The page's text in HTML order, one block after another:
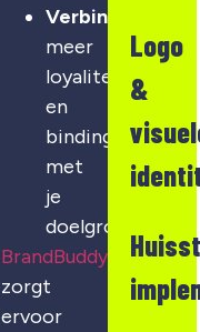
Verbinding
meer
loyaliteit
en
binding
met
je
doelgroep
BrandBuddy
zorgt
ervoor
Logo
&